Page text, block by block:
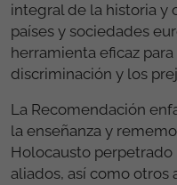
integral de la historia y
países y sociedades
herramienta eficaz
discriminación y los
La Recomendación
la enseñanza y
Holocausto perpetrado
aliados, así como otros